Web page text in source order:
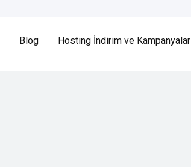
Blog Hosting İndirim ve Kampanyalar